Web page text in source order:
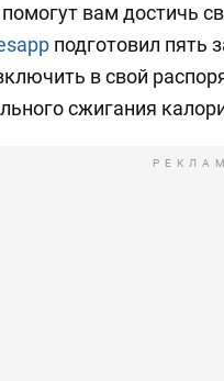
вам достичь
подготовил пять
в свой
сжигания